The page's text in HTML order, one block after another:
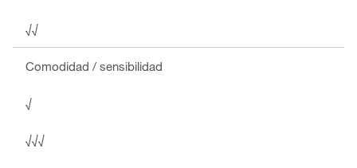
√√
Comodidad / sensibilidad
√
√√√